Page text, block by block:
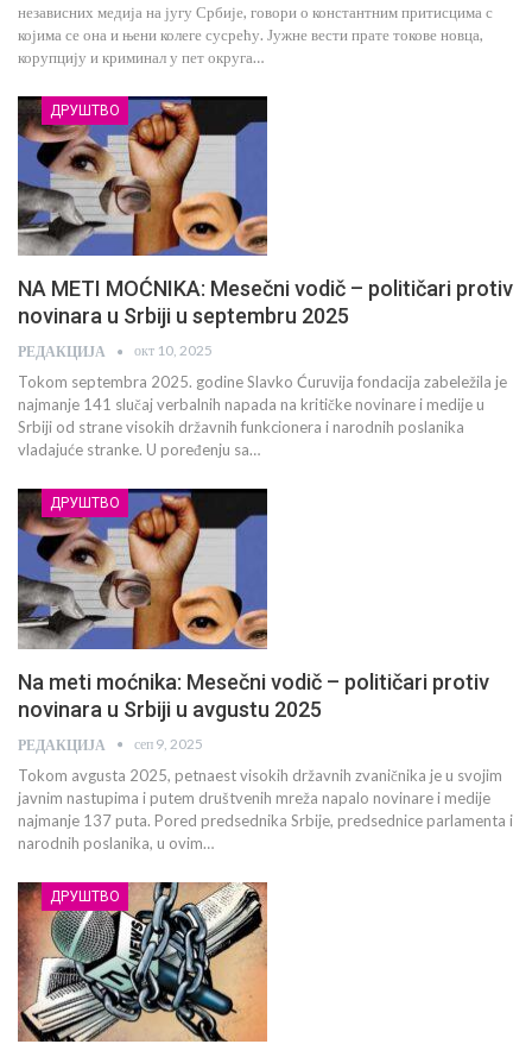
независних медија на југу Србије, говори о константним притисцима с
којима се она и њени колеге сусрећу. Јужне вести прате токове новца,
корупцију и криминал у пет округа…
ДРУШТВО
NA METI MOĆNIKA: Mesečni vodič – političari protiv
novinara u Srbiji u septembru 2025
РЕДАКЦИЈА окт 10, 2025
Tokom septembra 2025. godine Slavko Ćuruvija fondacija zabeležila je
najmanje 141 slučaj verbalnih napada na kritičke novinare i medije u
Srbiji od strane visokih državnih funkcionera i narodnih poslanika
vladajuće stranke. U poređenju sa…
ДРУШТВО
Na meti moćnika: Mesečni vodič – političari protiv
novinara u Srbiji u avgustu 2025
РЕДАКЦИЈА сеп 9, 2025
Tokom avgusta 2025, petnaest visokih državnih zvaničnika je u svojim
javnim nastupima i putem društvenih mreža napalo novinare i medije
najmanje 137 puta. Pored predsednika Srbije, predsednice parlamenta i
narodnih poslanika, u ovim…
ДРУШТВО